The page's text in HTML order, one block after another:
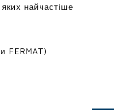
найчастіше
FERMAT)